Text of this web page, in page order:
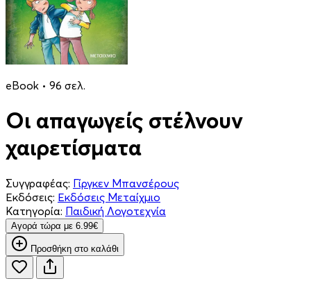
eBook • 96 σελ.
Οι απαγωγείς στέλνουν
χαιρετίσματα
Συγγραφέας: Γίργκεν Μπανσέρους
Εκδόσεις: Εκδόσεις Μεταίχμιο
Κατηγορία: Παιδική Λογοτεχνία
Aγορά τώρα με 6.99€
Προσθήκη στο καλάθι